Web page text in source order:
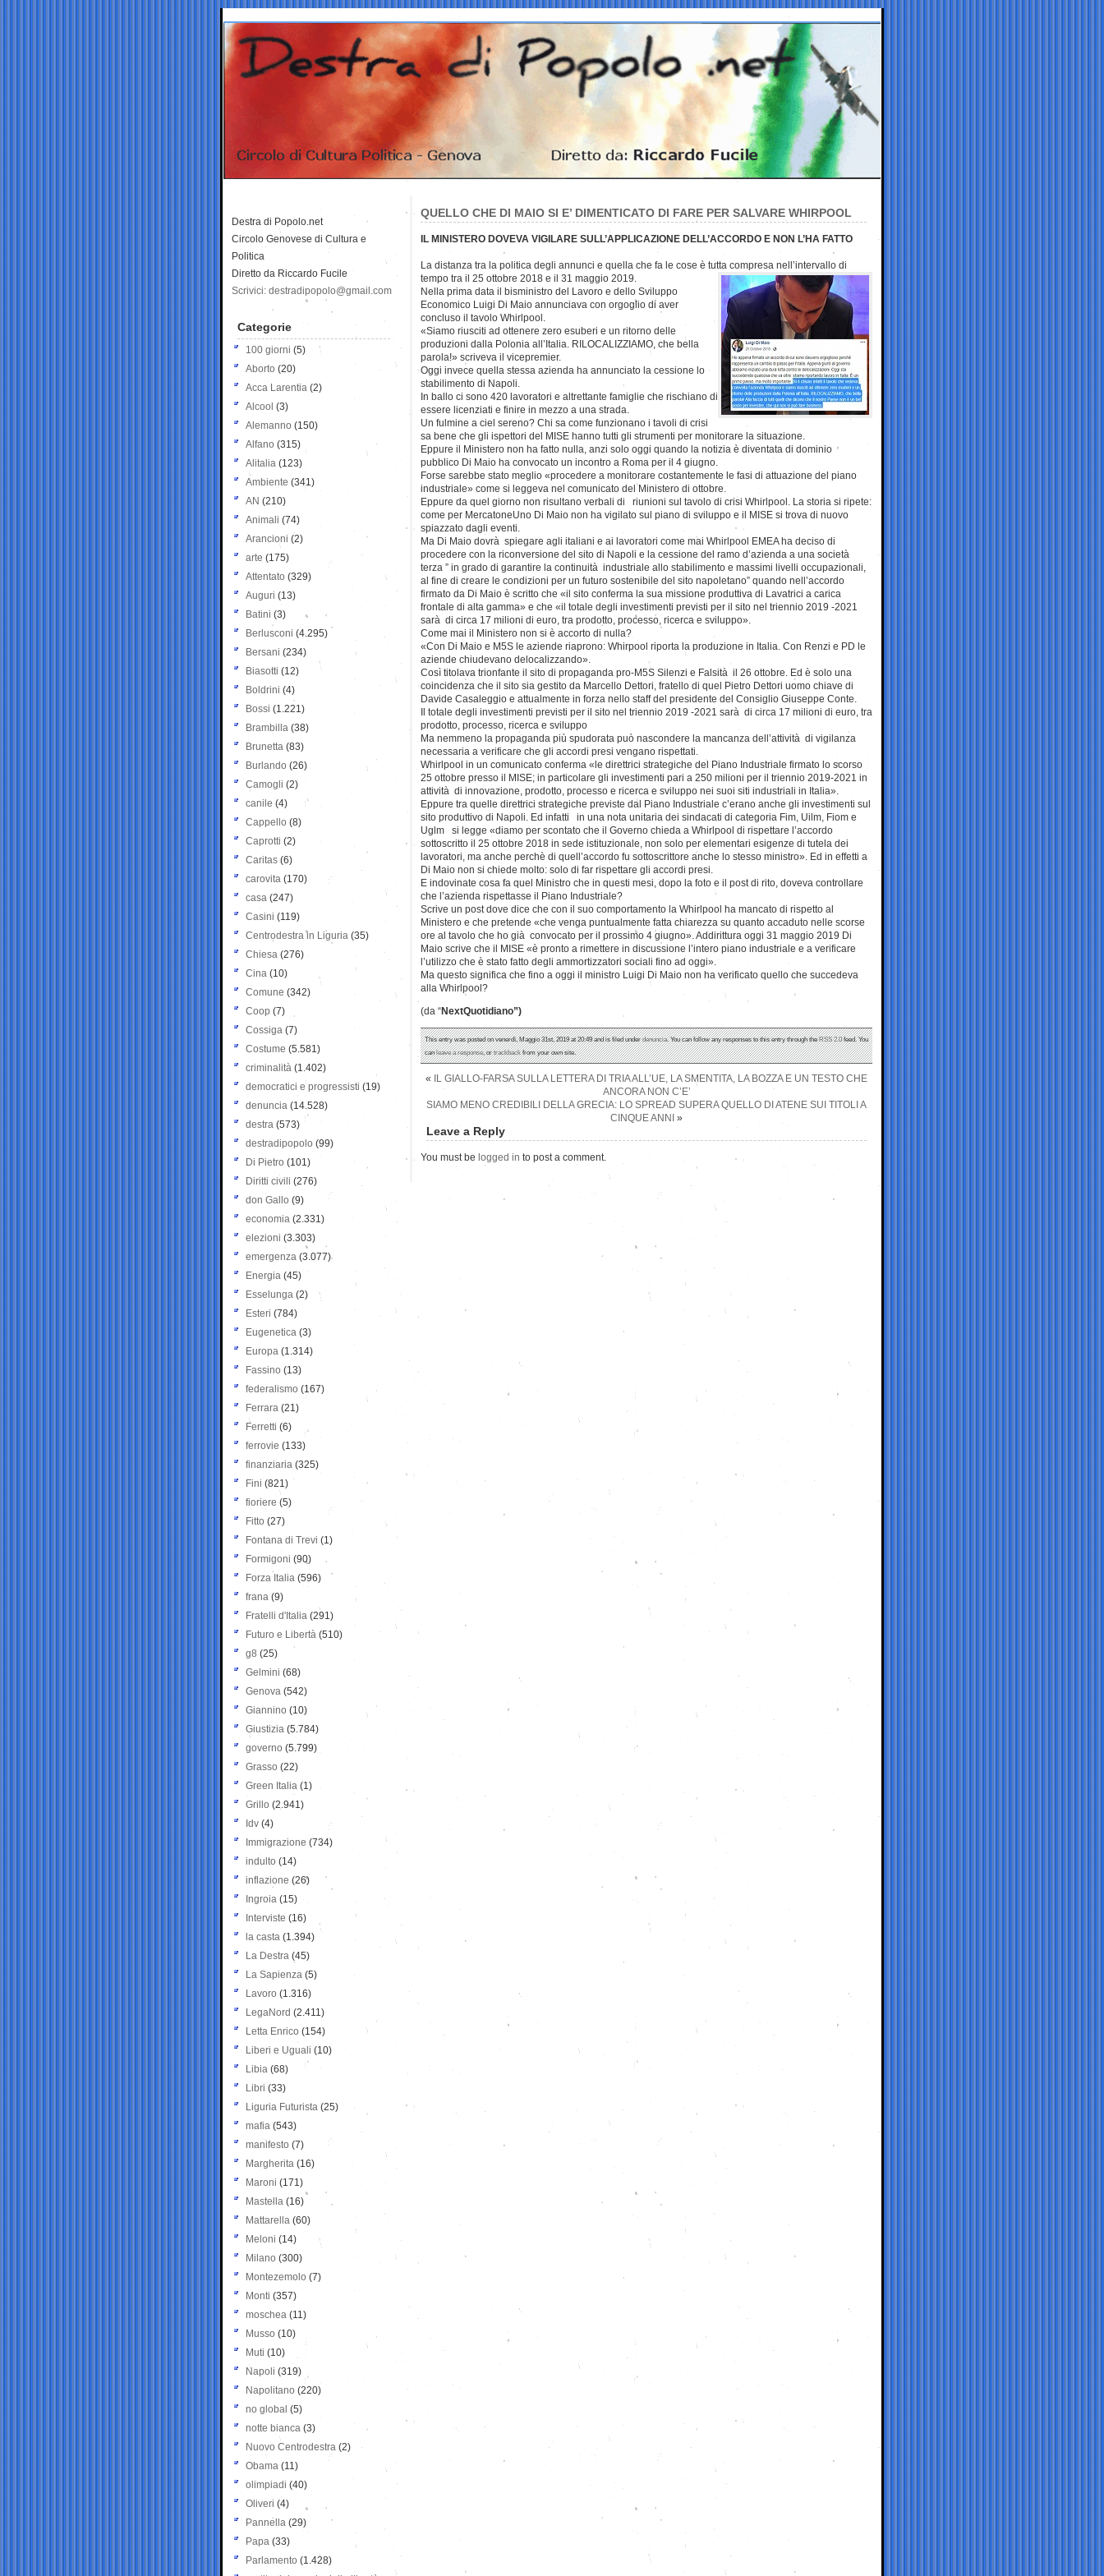
QUELLO CHE DI MAIO SI E’ DIMENTICATO DI FARE PER SALVARE WHIRPOOL
IL MINISTERO DOVEVA VIGILARE SULL’APPLICAZIONE DELL’ACCORDO E NON L’HA FATTO
La distanza tra la politica degli annunci e quella che fa le cose è tutta compresa nell’intervallo di
tempo tra il 25 ottobre 2018 e il 31 maggio 2019.
Nella prima data il bisministro del Lavoro e dello Sviluppo
Economico Luigi Di Maio annunciava con orgoglio di aver
concluso il tavolo Whirlpool.
«Siamo riusciti ad ottenere zero esuberi e un ritorno delle
produzioni dalla Polonia all’Italia. RILOCALIZZIAMO, che bella
parola!» scriveva il vicepremier.
Oggi invece quella stessa azienda ha annunciato la cessione lo
stabilimento di Napoli.
In ballo ci sono 420 lavoratori e altrettante famiglie che rischiano di
essere licenziati e finire in mezzo a una strada.
Un fulmine a ciel sereno? Chi sa come funzionano i tavoli di crisi
sa bene che gli ispettori del MISE hanno tutti gli strumenti per monitorare la situazione.
Eppure il Ministero non ha fatto nulla, anzi solo oggi quando la notizia è diventata di dominio
pubblico Di Maio ha convocato un incontro a Roma per il 4 giugno.
Forse sarebbe stato meglio «procedere a monitorare costantemente le fasi di attuazione del piano
industriale» come si leggeva nel comunicato del Ministero di ottobre.
Eppure da quel giorno non risultano verbali di riunioni sul tavolo di crisi Whirlpool. La storia si ripete:
come per MercatoneUno Di Maio non ha vigilato sul piano di sviluppo e il MISE si trova di nuovo
spiazzato dagli eventi.
Ma Di Maio dovrà spiegare agli italiani e ai lavoratori come mai Whirlpool EMEA ha deciso di
procedere con la riconversione del sito di Napoli e la cessione del ramo d’azienda a una società
terza ” in grado di garantire la continuità industriale allo stabilimento e massimi livelli occupazionali,
al fine di creare le condizioni per un futuro sostenibile del sito napoletano” quando nell’accordo
firmato da Di Maio è scritto che «il sito conferma la sua missione produttiva di Lavatrici a carica
frontale di alta gamma» e che «il totale degli investimenti previsti per il sito nel triennio 2019 -2021
sarà di circa 17 milioni di euro, tra prodotto, processo, ricerca e sviluppo».
Come mai il Ministero non si è accorto di nulla?
«Con Di Maio e M5S le aziende riaprono: Whirpool riporta la produzione in Italia. Con Renzi e PD le
aziende chiudevano delocalizzando».
Così titolava trionfante il sito di propaganda pro-M5S Silenzi e Falsità il 26 ottobre. Ed è solo una
coincidenza che il sito sia gestito da Marcello Dettori, fratello di quel Pietro Dettori uomo chiave di
Davide Casaleggio e attualmente in forza nello staff del presidente del Consiglio Giuseppe Conte.
Il totale degli investimenti previsti per il sito nel triennio 2019 -2021 sarà di circa 17 milioni di euro, tra
prodotto, processo, ricerca e sviluppo
Ma nemmeno la propaganda più spudorata può nascondere la mancanza dell’attività di vigilanza
necessaria a verificare che gli accordi presi vengano rispettati.
Whirlpool in un comunicato conferma «le direttrici strategiche del Piano Industriale firmato lo scorso
25 ottobre presso il MISE; in particolare gli investimenti pari a 250 milioni per il triennio 2019-2021 in
attività di innovazione, prodotto, processo e ricerca e sviluppo nei suoi siti industriali in Italia».
Eppure tra quelle direttrici strategiche previste dal Piano Industriale c’erano anche gli investimenti sul
sito produttivo di Napoli. Ed infatti in una nota unitaria dei sindacati di categoria Fim, Uilm, Fiom e
Uglm si legge «diamo per scontato che il Governo chieda a Whirlpool di rispettare l’accordo
sottoscritto il 25 ottobre 2018 in sede istituzionale, non solo per elementari esigenze di tutela dei
lavoratori, ma anche perchè di quell’accordo fu sottoscrittore anche lo stesso ministro». Ed in effetti a
Di Maio non si chiede molto: solo di far rispettare gli accordi presi.
E indovinate cosa fa quel Ministro che in questi mesi, dopo la foto e il post di rito, doveva controllare
che l’azienda rispettasse il Piano Industriale?
Scrive un post dove dice che con il suo comportamento la Whirlpool ha mancato di rispetto al
Ministero e che pretende «che venga puntualmente fatta chiarezza su quanto accaduto nelle scorse
ore al tavolo che ho già convocato per il prossimo 4 giugno». Addirittura oggi 31 maggio 2019 Di
Maio scrive che il MISE «è pronto a rimettere in discussione l’intero piano industriale e a verificare
l’utilizzo che è stato fatto degli ammortizzatori sociali fino ad oggi».
Ma questo significa che fino a oggi il ministro Luigi Di Maio non ha verificato quello che succedeva
alla Whirlpool?
(da “NextQuotidiano”)
This entry was posted on venerdì, Maggio 31st, 2019 at 20:49 and is filed underdenuncia. You can follow any responses to this entry through theRSS 2.0feed. You
canleave a response, ortrackbackfrom your own site.
«
IL GIALLO-FARSA SULLA LETTERA DI TRIA ALL’UE, LA SMENTITA, LA BOZZA E UN TESTO CHE
ANCORA NON C’E’
SIAMO MENO CREDIBILI DELLA GRECIA: LO SPREAD SUPERA QUELLO DI ATENE SUI TITOLI A
CINQUE ANNI »
Leave a Reply
You must be logged in to post a comment.
Destra di Popolo.net
Circolo Genovese di Cultura e
Politica
Diretto da Riccardo Fucile
Scrivici: destradipopolo@gmail.com
Categorie
100 giorni (5)
Aborto (20)
Acca Larentia (2)
Alcool (3)
Alemanno (150)
Alfano (315)
Alitalia (123)
Ambiente (341)
AN (210)
Animali (74)
Arancioni (2)
arte (175)
Attentato (329)
Auguri (13)
Batini (3)
Berlusconi (4.295)
Bersani (234)
Biasotti (12)
Boldrini (4)
Bossi (1.221)
Brambilla (38)
Brunetta (83)
Burlando (26)
Camogli (2)
canile (4)
Cappello (8)
Caprotti (2)
Caritas (6)
carovita (170)
casa (247)
Casini (119)
Centrodestra in Liguria (35)
Chiesa (276)
Cina (10)
Comune (342)
Coop (7)
Cossiga (7)
Costume (5.581)
criminalità (1.402)
democratici e progressisti (19)
denuncia (14.528)
destra (573)
destradipopolo (99)
Di Pietro (101)
Diritti civili (276)
don Gallo (9)
economia (2.331)
elezioni (3.303)
emergenza (3.077)
Energia (45)
Esselunga (2)
Esteri (784)
Eugenetica (3)
Europa (1.314)
Fassino (13)
federalismo (167)
Ferrara (21)
Ferretti (6)
ferrovie (133)
finanziaria (325)
Fini (821)
fioriere (5)
Fitto (27)
Fontana di Trevi (1)
Formigoni (90)
Forza Italia (596)
frana (9)
Fratelli d'Italia (291)
Futuro e Libertà (510)
g8 (25)
Gelmini (68)
Genova (542)
Giannino (10)
Giustizia (5.784)
governo (5.799)
Grasso (22)
Green Italia (1)
Grillo (2.941)
Idv (4)
Immigrazione (734)
indulto (14)
inflazione (26)
Ingroia (15)
Interviste (16)
la casta (1.394)
La Destra (45)
La Sapienza (5)
Lavoro (1.316)
LegaNord (2.411)
Letta Enrico (154)
Liberi e Uguali (10)
Libia (68)
Libri (33)
Liguria Futurista (25)
mafia (543)
manifesto (7)
Margherita (16)
Maroni (171)
Mastella (16)
Mattarella (60)
Meloni (14)
Milano (300)
Montezemolo (7)
Monti (357)
moschea (11)
Musso (10)
Muti (10)
Napoli (319)
Napolitano (220)
no global (5)
notte bianca (3)
Nuovo Centrodestra (2)
Obama (11)
olimpiadi (40)
Oliveri (4)
Pannella (29)
Papa (33)
Parlamento (1.428)